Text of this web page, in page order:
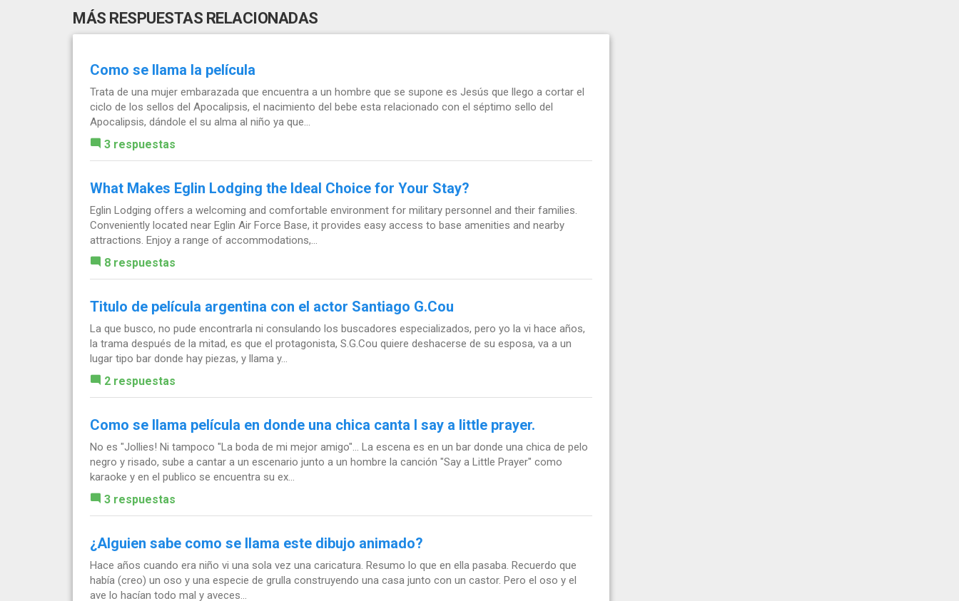
MÁS RESPUESTAS RELACIONADAS
Como se llama la película
Trata de una mujer embarazada que encuentra a un hombre que se supone es Jesús que llego a cortar el
ciclo de los sellos del Apocalipsis, el nacimiento del bebe esta relacionado con el séptimo sello del
Apocalipsis, dándole el su alma al niño ya que...
3 respuestas
What Makes Eglin Lodging the Ideal Choice for Your Stay?
Eglin Lodging offers a welcoming and comfortable environment for military personnel and their families.
Conveniently located near Eglin Air Force Base, it provides easy access to base amenities and nearby
attractions. Enjoy a range of accommodations,...
8 respuestas
Titulo de película argentina con el actor Santiago G.Cou
La que busco, no pude encontrarla ni consulando los buscadores especializados, pero yo la vi hace años,
la trama después de la mitad, es que el protagonista, S.G.Cou quiere deshacerse de su esposa, va a un
lugar tipo bar donde hay piezas, y llama y...
2 respuestas
Como se llama película en donde una chica canta I say a little prayer.
No es "Jollies! Ni tampoco "La boda de mi mejor amigo"... La escena es en un bar donde una chica de pelo
negro y risado, sube a cantar a un escenario junto a un hombre la canción "Say a Little Prayer" como
karaoke y en el publico se encuentra su ex...
3 respuestas
¿Alguien sabe como se llama este dibujo animado?
Hace años cuando era niño vi una sola vez una caricatura. Resumo lo que en ella pasaba. Recuerdo que
había (creo) un oso y una especie de grulla construyendo una casa junto con un castor. Pero el oso y el
ave lo hacían todo mal y aveces...